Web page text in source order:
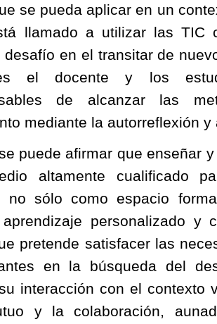
se pueda aplicar en un
llamado a utilizar las TIC
desafío en el transitar de
el docente y los
de alcanzar las
mediante la autorreflexión
puede afirmar que enseñar
altamente cualificado
no sólo como espacio
personalizado y
pretende satisfacer las
en la búsqueda del
interacción con el contexto
y la colaboración,